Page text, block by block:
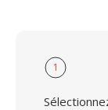
1